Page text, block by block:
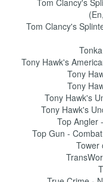
Tom Clancy's
Tom Clancy's
Tony Hawk's
Tony
Tony
Tony Hawk's
Tony Hawk's
Top Angler
Top Gun -
Tower